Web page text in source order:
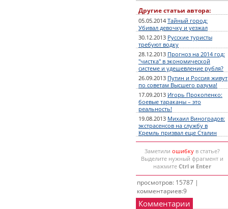
Другие статьи автора:
05.05.2014 Тайный город:
Убивал девочку и уезжал
30.12.2013 Русские туристы
требуют водку
28.12.2013 Прогноз на 2014 год:
"чистка" в экономической
системе и удешевление рубля?
26.09.2013 Путин и Россия живут
по советам Высшего разума!
17.09.2013 Игорь Прокопенко:
боевые тараканы – это
реальность!
19.08.2013 Михаил Виноградов:
экстрасенсов на службу в
Кремль призвал еще Сталин
Заметили ошибкув статье?
Выделите нужный фрагмент и
нажмите Ctrl и Enter
просмотров: 15787 |
комментариев:9
Комментарии